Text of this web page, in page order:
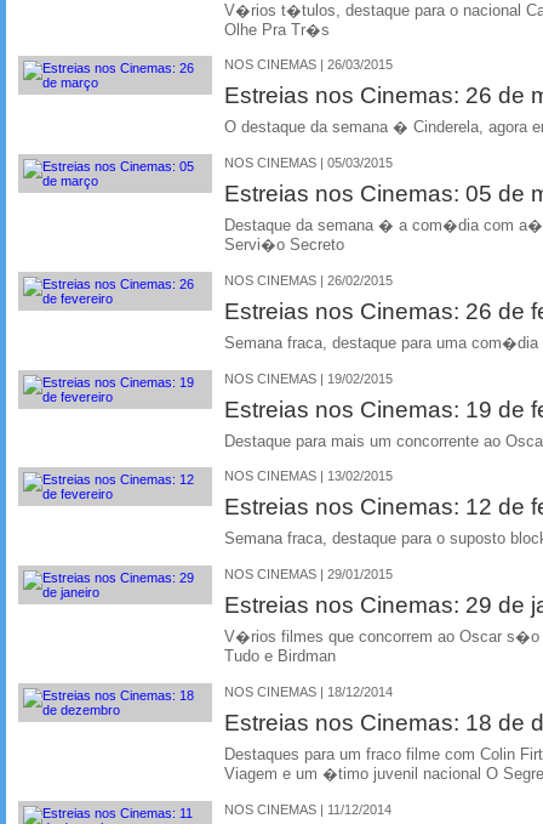
V�rios t�tulos, destaque para o nacional
Olhe Pra Tr�s
NOS CINEMAS | 26/03/2015
Estreias nos Cinemas: 26 de
O destaque da semana � Cinderela, agora
NOS CINEMAS | 05/03/2015
Estreias nos Cinemas: 05 de
Destaque da semana � a com�dia com
Servi�o Secreto
NOS CINEMAS | 26/02/2015
Estreias nos Cinemas: 26 de
Semana fraca, destaque para uma com�dia
NOS CINEMAS | 19/02/2015
Estreias nos Cinemas: 19 de
Destaque para mais um concorrente ao
NOS CINEMAS | 13/02/2015
Estreias nos Cinemas: 12 de
Semana fraca, destaque para o suposto
NOS CINEMAS | 29/01/2015
Estreias nos Cinemas: 29 de
V�rios filmes que concorrem ao Oscar s�o
Tudo e Birdman
NOS CINEMAS | 18/12/2014
Estreias nos Cinemas: 18 de
Destaques para um fraco filme com Colin
Viagem e um �timo juvenil nacional O
NOS CINEMAS | 11/12/2014